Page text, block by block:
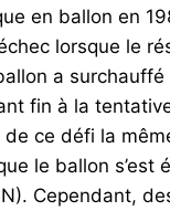
en ballon en
lorsque le
a surchauffé
fin à la
ce défi la
le ballon s’est
Cependant,